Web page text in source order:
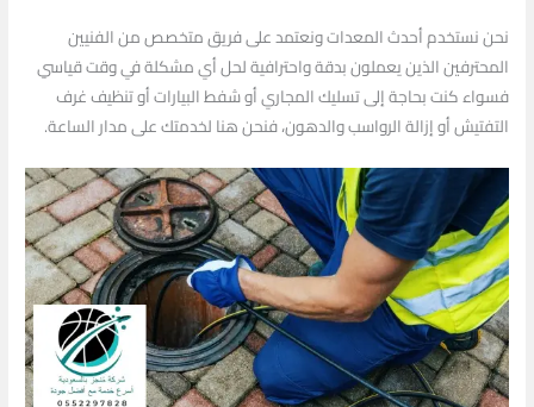
نحن نستخدم أحدث المعدات ونعتمد على فريق متخصص من الفنيين
المحترفين الذين يعملون بدقة واحترافية لحل أي مشكلة في وقت قياسي
فسواء كنت بحاجة إلى تسليك المجاري أو شفط البيارات أو تنظيف غرف
التفتيش أو إزالة الرواسب والدهون، فنحن هنا لخدمتك على مدار الساعة.